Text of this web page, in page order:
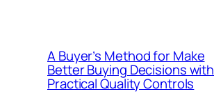
A Buyer’s Method for Make
Better Buying Decisions with
Practical Quality Controls